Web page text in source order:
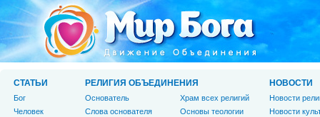
СТАТЬИ
Бог
Человек
РЕЛИГИЯ ОБЪЕДИНЕНИЯ
Основатель
Слова основателя
Храм всех религий
Основы теологии
НОВОСТИ
Новости
Новости